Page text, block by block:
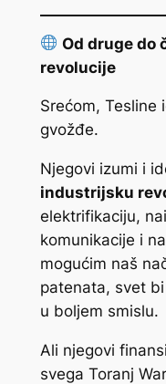
Od druge do
revolucije
Srećom, Tesline
gvožđe.
Njegovi izumi i
industrijsku
elektrifikaciju,
komunikacije i
mogućim naš
patenata, svet
u boljem smislu.
Ali njegovi
svega Toranj